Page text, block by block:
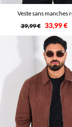
Veste sans manches
39,99 € 33,99 €